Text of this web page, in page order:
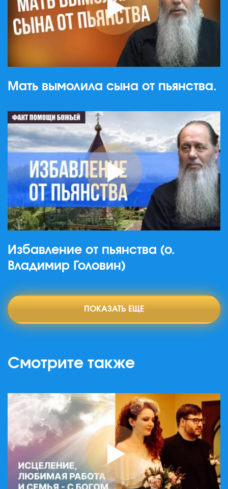
Мать вымолила сына от пьянства.
Избавление от пьянства (о.
Владимир Головин)
ПОКАЗАТЬ ЕЩЕ
Смотрите также